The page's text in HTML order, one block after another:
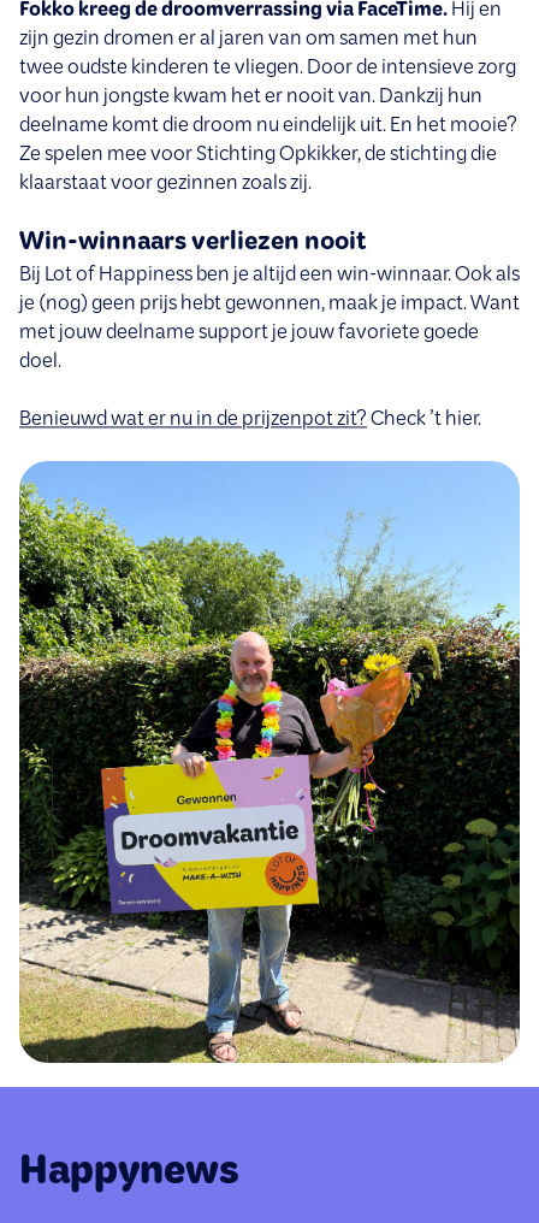
Fokko kreeg de droomverrassing via FaceTime. Hij en
zijn gezin dromen er al jaren van om samen met hun
twee oudste kinderen te vliegen. Door de intensieve zorg
voor hun jongste kwam het er nooit van. Dankzij hun
deelname komt die droom nu eindelijk uit. En het mooie?
Ze spelen mee voor Stichting Opkikker, de stichting die
klaarstaat voor gezinnen zoals zij.
Win-winnaars verliezen nooit
Bij Lot of Happiness ben je altijd een win-winnaar. Ook als
je (nog) geen prijs hebt gewonnen, maak je impact. Want
met jouw deelname support je jouw favoriete goede
doel.
Benieuwd wat er nu in de prijzenpot zit? Check ’t hier.
Happynews